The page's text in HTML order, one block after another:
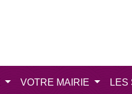
VOTRE MAIRIE LES